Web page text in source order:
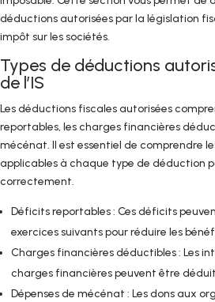
déductions autorisées par la législation
impôt sur les sociétés.
Types de déductions
de l’IS
Les déductions fiscales autorisées
reportables, les charges financières
mécénat. Il est essentiel de comprendre
applicables à chaque type de déduction
correctement.
Déficits reportables : Ces déficits
exercices suivants pour réduire les
Charges financières déductibles : Les
charges financières peuvent être
Dépenses de mécénat : Les dons aux